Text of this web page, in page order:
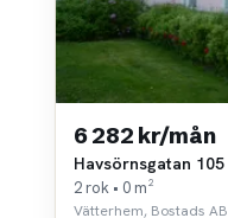
6 282 kr/mån
Havsörnsgatan 105
2 rok • 0 m²
Vätterhem, Bostads AB